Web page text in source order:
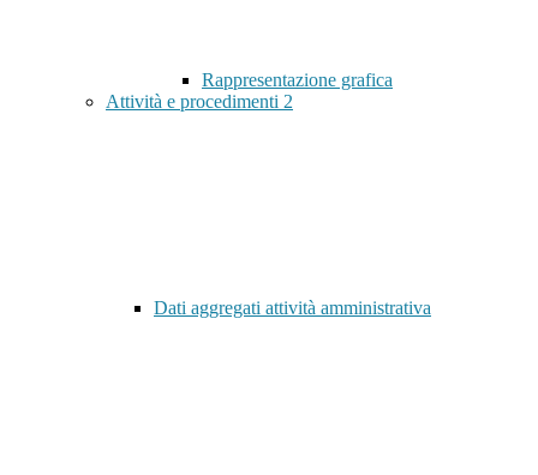
Rappresentazione grafica
Attività e procedimenti 2
Dati aggregati attività amministrativa